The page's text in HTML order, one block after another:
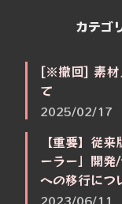
カテゴ
[※撤回] 素材
て
2025/02/17
【重要】従
ーラー」開発
への移行につ
2023/06/11